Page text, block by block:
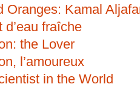
Oranges: Kamal
d’eau fraîche
the Lover
l’amoureux
in the World